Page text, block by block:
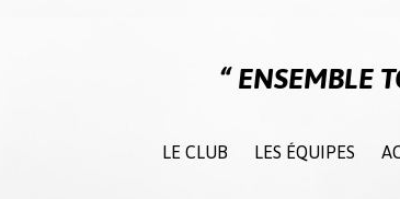
ENSEMBLE
LE CLUB LES ÉQUIPES